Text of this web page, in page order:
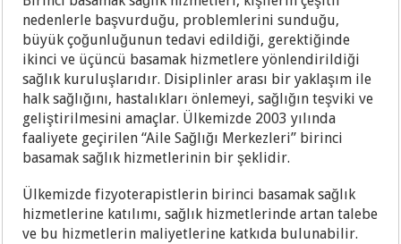
nedenlerle başvurduğu, problemlerini sunduğu,
büyük çoğunluğunun tedavi edildiği, gerektiğinde
ikinci ve üçüncü basamak hizmetlere yönlendirildiği
sağlık kuruluşlarıdır. Disiplinler arası bir yaklaşım ile
halk sağlığını, hastalıkları önlemeyi, sağlığın teşviki ve
geliştirilmesini amaçlar. Ülkemizde 2003 yılında
faaliyete geçirilen “Aile Sağlığı Merkezleri” birinci
basamak sağlık hizmetlerinin bir şeklidir.
Ülkemizde fizyoterapistlerin birinci basamak sağlık
hizmetlerine katılımı, sağlık hizmetlerinde artan talebe
ve bu hizmetlerin maliyetlerine katkıda bulunabilir.